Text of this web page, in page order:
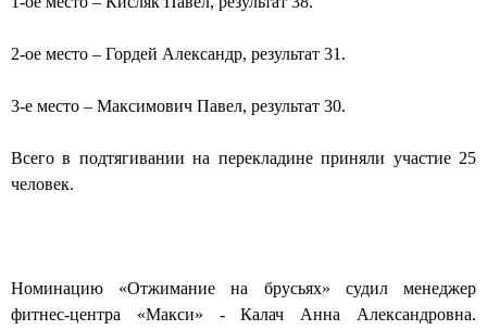
2-ое место – Гордей Александр, результат 31.
3-е место – Максимович Павел, результат 30.
Всего в подтягивании на перекладине приняли участие 25
человек.
Номинацию «Отжимание на брусьях» судил менеджер
фитнес-центра «Макси» - Калач Анна Александровна.